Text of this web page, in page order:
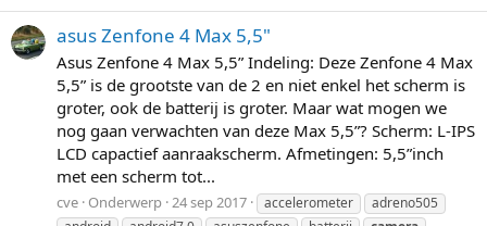
asus Zenfone 4 Max 5,5"
Asus Zenfone 4 Max 5,5” Indeling: Deze Zenfone 4 Max
5,5” is de grootste van de 2 en niet enkel het scherm is
groter, ook de batterij is groter. Maar wat mogen we
nog gaan verwachten van deze Max 5,5”? Scherm: L-IPS
LCD capactief aanraakscherm. Afmetingen: 5,5”inch
met een scherm tot...
cve Onderwerp 24 sep 2017 accelerometer
adreno505